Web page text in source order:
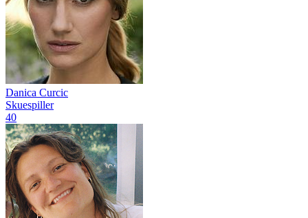
Danica Curcic
Skuespiller
40